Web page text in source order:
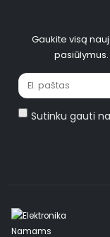
Gaukite visą
pasiūlymus.
Sutinku gauti